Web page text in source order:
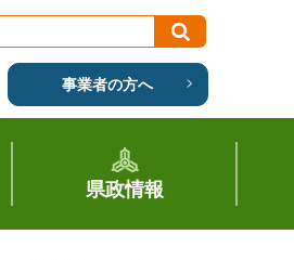
事業者の方へ
県政情報